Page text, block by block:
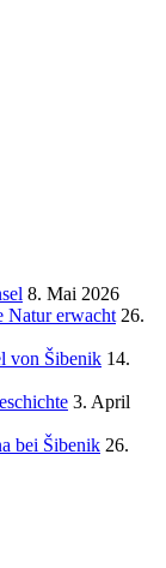
8. Mai 2026
Natur erwacht 26.
von Šibenik 14.
3. April
bei Šibenik 26.